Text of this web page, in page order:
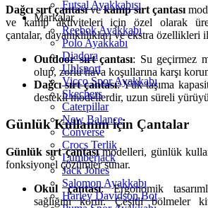
Dağcı sırt çantasıvekamp sırt çantası
ve kamp aktiviteleri için özel olarak
çantalar, dayanıklılıkları ve ekstra özellikleri
Outdoor sırt çantası: Su geçirmez
olup, zorlu hava koşullarına karşı
Dağcı sırt çantası: Yük taşıma
destekli modellerdir, uzun süreli
Günlük Kullanım için Çantalar
Günlük sırt çantasımodelleri, günlük
fonksiyonel çözümler sunar.
Okul çantası: Ergonomik
sağlığını korur. Çeşitli bölmeler
Futsal Ayakkabısı
Markalar
Reebok Ayakkabı
Polo Ayakkabı
Diadora
Uhlsport
Vicco Spor Ayakkabı
Skechers
Caterpillar
New Balance
Converse
Crocs Terlik
Lumberjack
Jack Jones
Salomon Ayakkabı
Harley Davidson Bot